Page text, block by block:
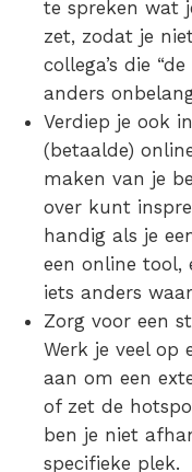
te spreken wat
zet, zodat je
collega’s die
anders
Verdiep je ook in
(betaalde)
maken van je
over kunt
handig als je
een online tool,
iets anders
Zorg voor een
Werk je veel op
aan om een
of zet de
ben je niet
specifieke plek.